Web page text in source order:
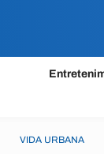
VIDA URBANA